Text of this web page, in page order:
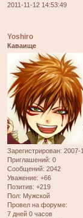
2011-11-12 14:53:49
Yoshiro
Каваище
Зарегистрирован: 2007-
Приглашений: 0
Сообщений: 2042
Уважение: +66
Позитив: +219
Пол: Мужской
Провел на форуме:
7 дней 0 часов